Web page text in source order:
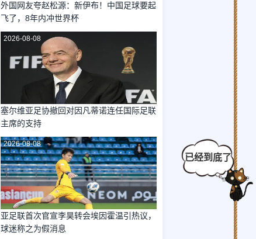
外国网友夸赵松源：新伊布！中国足球要起
飞了，8年内冲世界杯
2026-08-08
塞尔维亚足协撤回对因凡蒂诺连任国际足联
主席的支持
2026-08-08
亚足联首次官宣李昊转会埃因霍温引热议，
球迷称之为假消息